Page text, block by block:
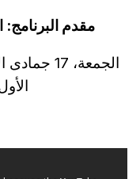
مقدم البرنامج: